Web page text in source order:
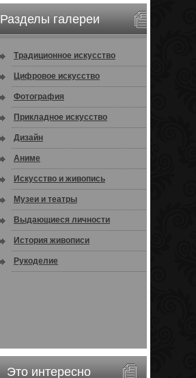
Разделы галереи
Традиционное искусство
Цифровое искусство
Фотография
Прикладное искусство
Дизайн
Аниме
Искусство и живопись
Музеи и театры
Выдающиеся личности
История живописи
Рукоделие
Это интересно